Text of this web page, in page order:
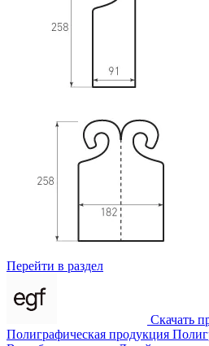
Перейти в раздел
Скачать
Полиграфическая продукция